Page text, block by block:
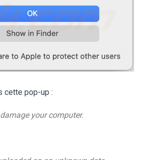
cette pop-up :
your computer.